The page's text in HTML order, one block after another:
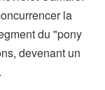
la
du "pony
devenant un